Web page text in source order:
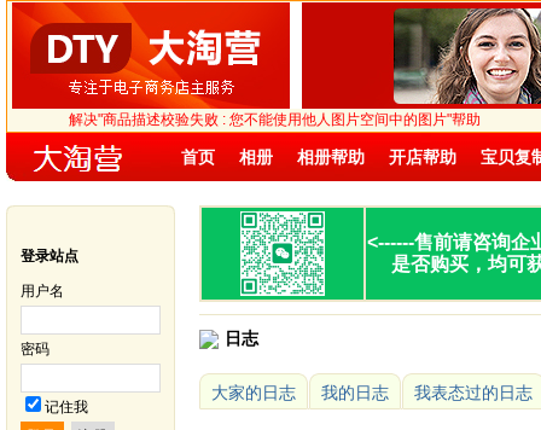
解决"商品描述校验失败 : 您不能使用他人图片空间中的图片"帮助
首页 相册 相册帮助 开店帮助 宝贝复
登录站点
用户名
密码
记住我
<------售前请咨询企
是否购买，均可
日志
大家的日志 我的日志 我表态过的日志